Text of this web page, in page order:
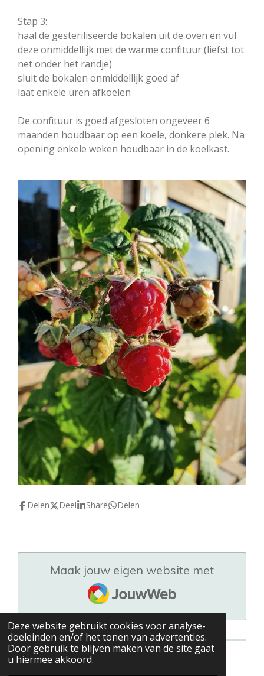
Deze website gebruikt cookies voor analyse-
doeleinden en/of het tonen van advertenties.
Door gebruik te blijven maken van de site gaat
u hiermee akkoord.
Stap 3:
haal de gesteriliseerde bokalen uit de oven en vul
deze onmiddellijk met de warme confituur (liefst tot
net onder het randje)
sluit de bokalen onmiddellijk goed af
laat enkele uren afkoelen
De confituur is goed afgesloten ongeveer 6
maanden houdbaar op een koele, donkere plek. Na
opening enkele weken houdbaar in de koelkast.
Delen Deel Share Delen
Maak jouw eigen website met
JouwWeb
© 2021 - 2026 Stefanie's keuken